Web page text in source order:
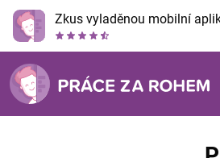
Zkus vyladěnou mobilní